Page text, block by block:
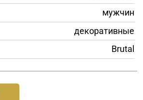
мужчин
декоративные
Brutal